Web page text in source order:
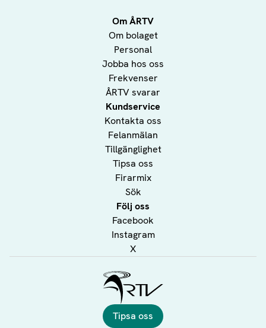
Om ÅRTV
Om bolaget
Personal
Jobba hos oss
Frekvenser
ÅRTV svarar
Kundservice
Kontakta oss
Felanmälan
Tillgänglighet
Tipsa oss
Firarmix
Sök
Följ oss
Facebook
Instagram
X
Tipsa oss